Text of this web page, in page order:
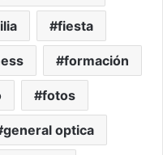
fiesta
formación
fotos
general optica